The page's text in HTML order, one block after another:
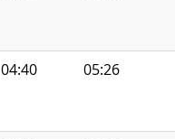
04:40 05:26